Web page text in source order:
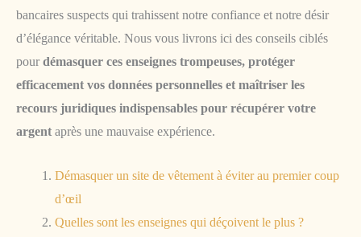
bancaires suspects qui trahissent notre confiance et notre désir
d’élégance véritable. Nous vous livrons ici des conseils ciblés
pour démasquer ces enseignes trompeuses, protéger
efficacement vos données personnelles et maîtriser les
recours juridiques indispensables pour récupérer votre
argent après une mauvaise expérience.
Démasquer un site de vêtement à éviter au premier coup
d’œil
Quelles sont les enseignes qui déçoivent le plus ?